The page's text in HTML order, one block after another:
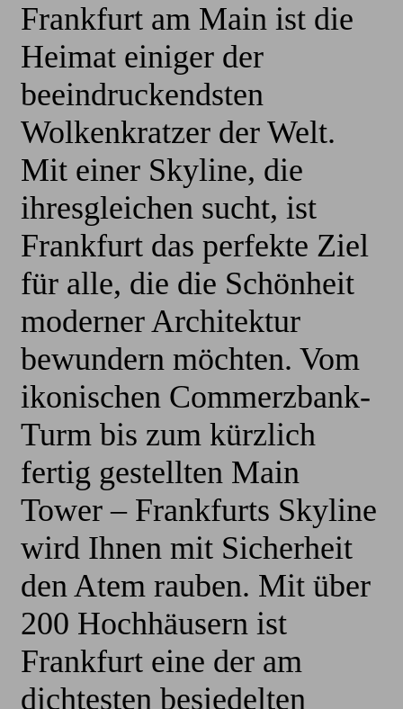
Frankfurt am Main ist die
Heimat einiger der
beeindruckendsten
Wolkenkratzer der Welt.
Mit einer Skyline, die
ihresgleichen sucht, ist
Frankfurt das perfekte Ziel
für alle, die die Schönheit
moderner Architektur
bewundern möchten. Vom
ikonischen Commerzbank-
Turm bis zum kürzlich
fertig gestellten Main
Tower – Frankfurts Skyline
wird Ihnen mit Sicherheit
den Atem rauben. Mit über
200 Hochhäusern ist
Frankfurt eine der am
dichtesten besiedelten